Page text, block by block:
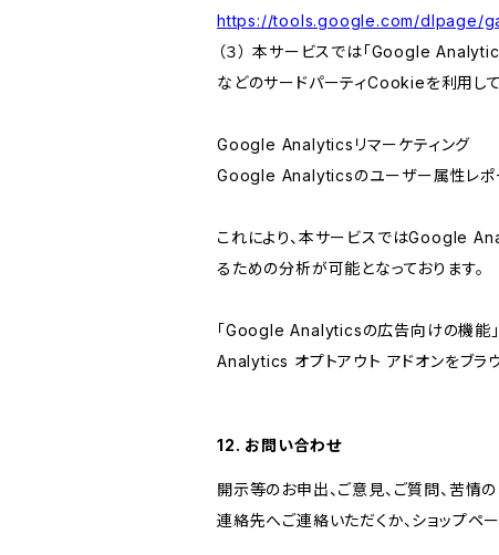
https://tools.google.com/dlpage/
（３） 本サービスでは「Google
などのサードパーティCookieを利用して
Google Analyticsリマーケティング
Google Analyticsのユーザー属性レポ
これにより、本サービスではGoogle
るための分析が可能となっております。
「Google Analyticsの広告向けの機能」
Analytics オプトアウト アドオンをブラ
12. お問い合わせ
開示等のお申出、ご意見、ご質問、苦情
連絡先へご連絡いただくか、ショップペ